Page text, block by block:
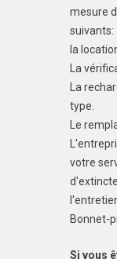
mesure
suivants:
la
La
La
type.
Le
votre
Bonnet-
Si vous